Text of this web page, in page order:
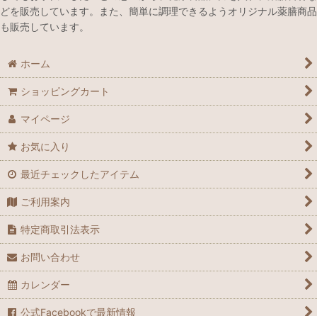
どを販売しています。また、簡単に調理できるようオリジナル薬膳商品
も販売しています。
ホーム
ショッピングカート
マイページ
お気に入り
最近チェックしたアイテム
ご利用案内
特定商取引法表示
お問い合わせ
カレンダー
公式Facebookで最新情報